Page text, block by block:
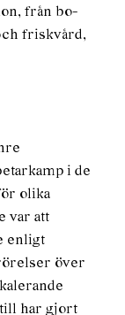
från bo-
frisk­vård,
i de
olika
var att
enligt
över
har gjort